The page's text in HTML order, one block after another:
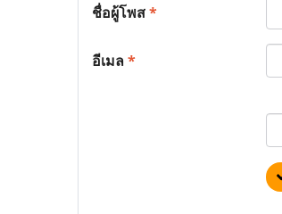
ชื่อผู้โพส*
อีเมล*